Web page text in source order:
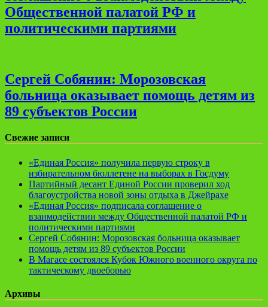
Общественной палатой РФ и
политическими партиями
Сергей Собянин: Морозовская
больница оказывает помощь детям из
89 субъектов России
Свежие записи
«Единая Россия» получила первую строку в
избирательном бюллетене на выборах в Госдуму
Партийный десант Единой России проверил ход
благоустройства новой зоны отдыха в Джейрахе
«Единая Россия» подписала соглашение о
взаимодействии между Общественной палатой РФ и
политическими партиями
Сергей Собянин: Морозовская больница оказывает
помощь детям из 89 субъектов России
В Магасе состоялся Кубок Южного военного округа по
тактическому двоеборью
Архивы